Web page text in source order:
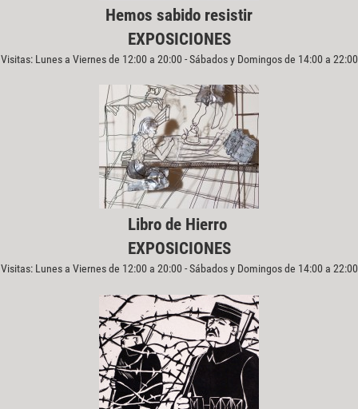
Hemos sabido resistir
EXPOSICIONES
Visitas: Lunes a Viernes de 12:00 a 20:00 - Sábados y Domingos de 14:00 a 22:00
Libro de Hierro
EXPOSICIONES
Visitas: Lunes a Viernes de 12:00 a 20:00 - Sábados y Domingos de 14:00 a 22:00